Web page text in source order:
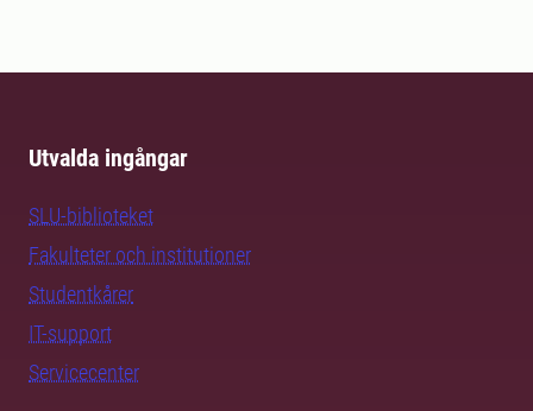
Utvalda ingångar
SLU-biblioteket
Fakulteter och institutioner
Studentkårer
IT-support
Servicecenter